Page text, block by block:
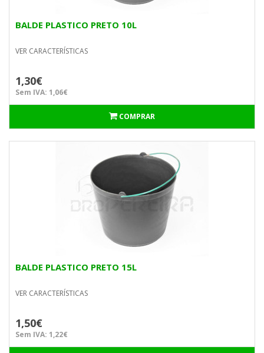
BALDE PLASTICO PRETO 10L
VER CARACTERÍSTICAS
1,30€
Sem IVA: 1,06€
COMPRAR
BALDE PLASTICO PRETO 15L
VER CARACTERÍSTICAS
1,50€
Sem IVA: 1,22€